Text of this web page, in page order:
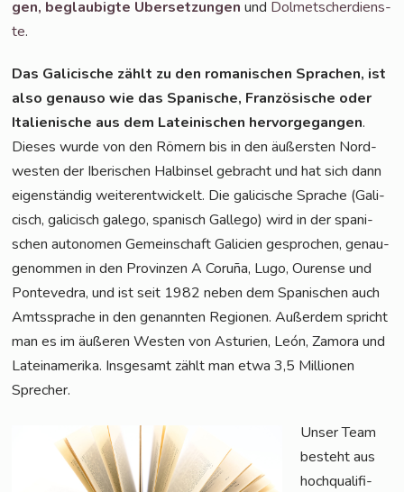
gen, beglau­big­te Über­set­zun­gen und Dol­met­scher­diens­
te.
Das Gali­cische zählt zu den roma­ni­schen Spra­chen, ist
also genau­so wie das Spa­ni­sche, Fran­zö­si­sche oder
Ita­lie­ni­sche aus dem Latei­ni­schen her­vor­ge­gan­gen.
Die­ses wur­de von den Römern bis in den äußers­ten Nord­
wes­ten der Ibe­ri­schen Halb­in­sel gebracht und hat sich dann
eigen­stän­dig wei­ter­ent­wi­ckelt. Die gali­cische Spra­che (Gali­
cisch, gali­cisch gale­go, spa­nisch Gal­le­go) wird in der spa­ni­
schen auto­no­men Gemein­schaft Gali­ci­en gespro­chen, genau­
ge­nom­men in den Pro­vin­zen A Coru­ña, Lugo, Ouren­se und
Pon­te­ve­dra, und ist seit 1982 neben dem Spa­ni­schen auch
Amts­spra­che in den genann­ten Regio­nen. Außer­dem spricht
man es im äuße­ren Wes­ten von Astu­ri­en, León, Zamo­ra und
Latein­ame­ri­ka. Ins­ge­samt zählt man etwa 3,5 Mil­lio­nen
Sprecher.
Unser Team
besteht aus
hoch­qua­li­fi­